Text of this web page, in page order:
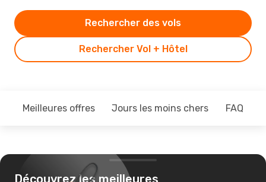
Rechercher Vol + Hôtel
Rechercher des vols
Meilleures offres Jours les moins chers FAQ
Découvrez les meilleures